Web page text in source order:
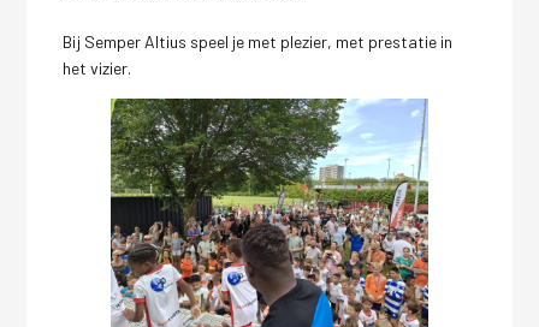
Bij Semper Altius speel je met plezier, met prestatie in
het vizier.